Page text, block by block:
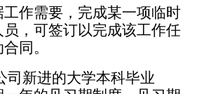
工作需要，完成某一项临时
，可签订以完成该工作任
同。
司新进的大学本科毕业